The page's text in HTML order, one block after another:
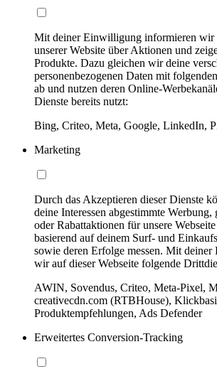
Mit deiner Einwilligung informieren wir
unserer Website über Aktionen und
Produkte. Dazu gleichen wir deine
personenbezogenen Daten mit
ab und nutzen deren Online-
Dienste bereits nutzt:
Bing, Criteo, Meta, Google, LinkedIn,
Marketing
Durch das Akzeptieren dieser Dienste
deine Interessen abgestimmte Werbung,
oder Rabattaktionen für unsere
basierend auf deinem Surf- und
sowie deren Erfolge messen. Mit
wir auf dieser Webseite folgende
AWIN, Sovendus, Criteo, Meta-Pixel,
creativecdn.com (RTBHouse),
Produktempfehlungen, Ads Defender
Erweitertes Conversion-Tracking